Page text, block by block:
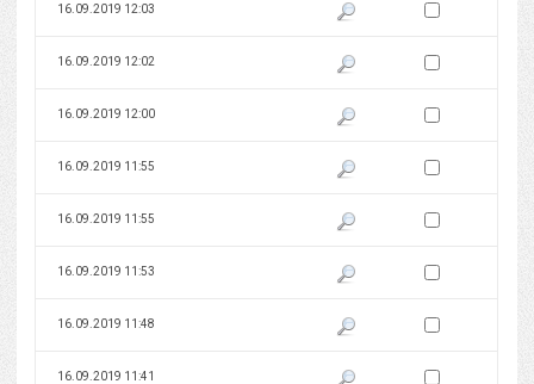
16.09.2019 12:03 Pokaż podgląd wersji z dnia
Zaznacz wersję do
16.09.2019 12:02 Pokaż podgląd wersji z dnia
Zaznacz wersję do
16.09.2019 12:00 Pokaż podgląd wersji z dnia
Zaznacz wersję do
16.09.2019 11:55 Pokaż podgląd wersji z dnia
Zaznacz wersję do
16.09.2019 11:55 Pokaż podgląd wersji z dnia
Zaznacz wersję do
16.09.2019 11:53 Pokaż podgląd wersji z dnia
Zaznacz wersję do
16.09.2019 11:48 Pokaż podgląd wersji z dnia
Zaznacz wersję do
16.09.2019 11:41 Pokaż podgląd wersji z dnia
Zaznacz wersję do